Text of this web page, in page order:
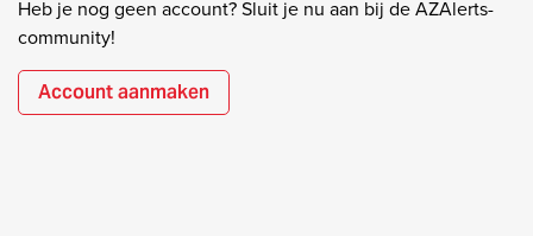
Heb je nog geen account? Sluit je nu aan bij de AZAlerts-
community!
Account aanmaken